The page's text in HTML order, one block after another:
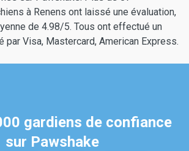
à Renens ont laissé une évaluation,
de 4.98/5. Tous ont effectué un
par Visa, Mastercard, American Express.
gardiens de confiance
sur Pawshake